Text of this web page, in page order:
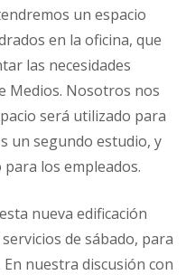
un espacio
en la oficina, que
las necesidades
Medios. Nosotros nos
será utilizado para
un segundo estudio, y
los empleados.
nueva edificación
de sábado, para
nuestra discusión con